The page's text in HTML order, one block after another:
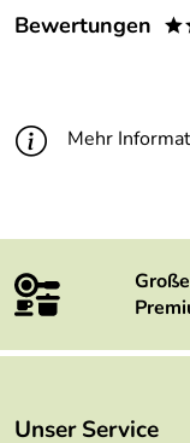
Bewertungen
5
David *****
SUPER Produkt !!!
DANKE an das
Mehr
Unser Service